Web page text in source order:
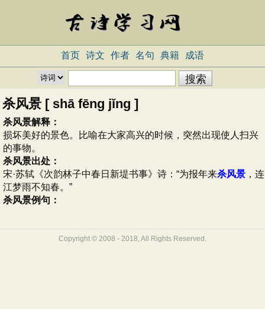
首页 诗文 作者 名句 典籍 成语
杀风景 [ shā fēng jǐng ]
杀风景解释：
损坏美好的景色。比喻在大家高兴的时候，突然出现使人扫兴
的事物。
杀风景出处：
宋·苏轼《次韵林子中春日新堤书事》诗：“为报年来杀风景 ，连
江梦雨不知春。”
杀风景例句：
Copyright © 2008 - 2018, All Rights Reserved.